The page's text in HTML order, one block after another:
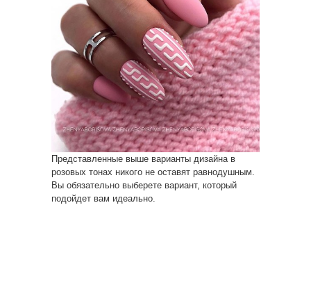
Представленные выше варианты дизайна в
розовых тонах никого не оставят равнодушным.
Вы обязательно выберете вариант, который
подойдет вам идеально.